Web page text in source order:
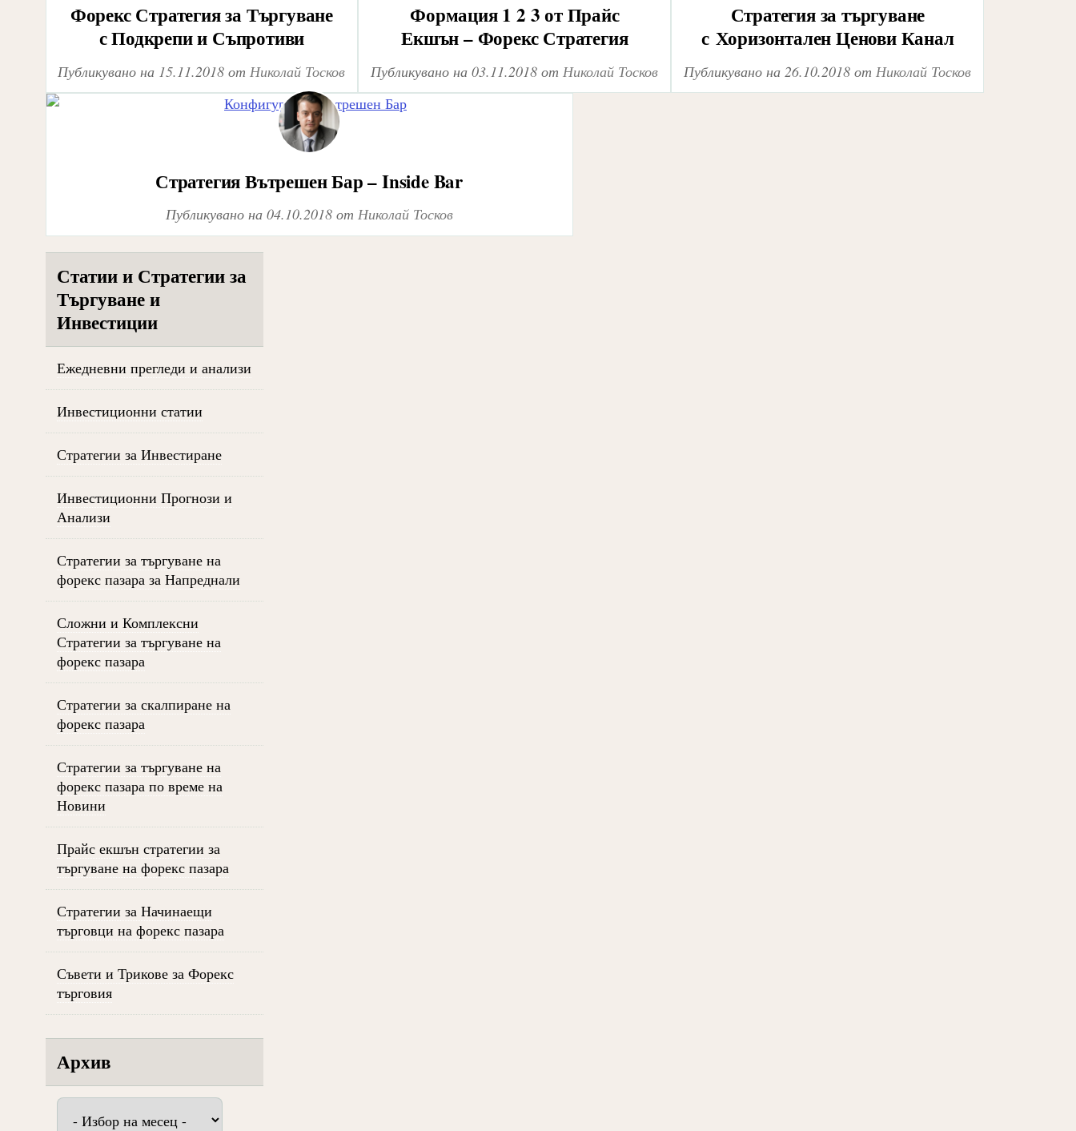
Форекс Стратегия за Търгуване
с Подкрепи и Съпротиви
Публикувано на 15.11.2018 отНиколай Тосков
Формация 1 2 3 от Прайс
Екшън – Форекс Стратегия
Публикувано на03.11.2018 отНиколай Тосков
Стратегия за търгуване
с Хоризонтален Ценови Канал
Публикувано на26.10.2018 отНиколай Тосков
Стратегия Вътрешен Бар – Inside Bar
Публикувано на 04.10.2018от Николай Тосков
Статии и Стратегии за
Търгуване и
Инвестиции
Ежедневни прегледи и анализи
Инвестиционни статии
Стратегии за Инвестиране
Инвестиционни Прогнози и
Анализи
Стратегии за търгуване на
форекс пазара за Напреднали
Сложни и Комплексни
Стратегии за търгуване на
форекс пазара
Стратегии за скалпиране на
форекс пазара
Стратегии за търгуване на
форекс пазара по време на
Новини
Прайс екшън стратегии за
търгуване на форекс пазара
Стратегии за Начинаещи
търговци на форекс пазара
Съвети и Трикове за Форекс
търговия
Архив
Архив